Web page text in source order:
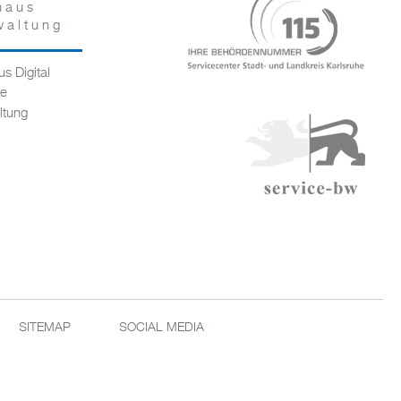
Digital
SITEMAP SOCIAL MEDIA